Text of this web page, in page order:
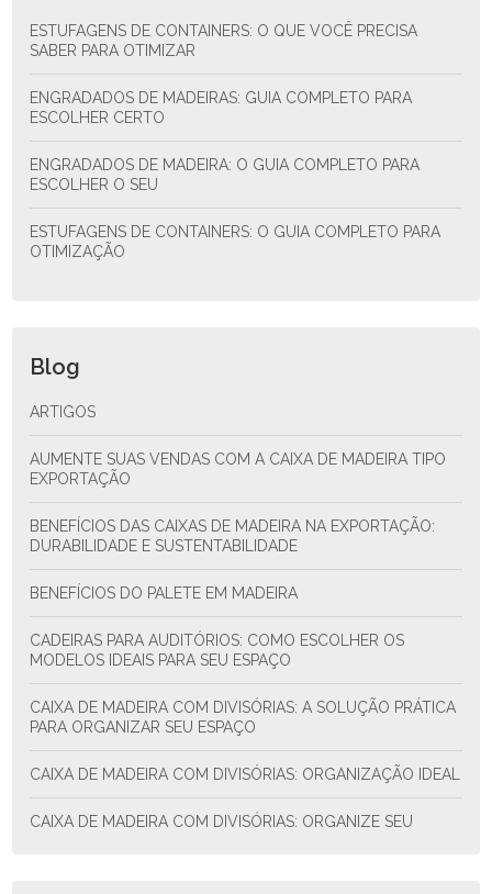
ESTUFAGENS DE CONTAINERS: O QUE VOCÊ PRECISA
SABER PARA OTIMIZAR
ENGRADADOS DE MADEIRAS: GUIA COMPLETO PARA
ESCOLHER CERTO
ENGRADADOS DE MADEIRA: O GUIA COMPLETO PARA
ESCOLHER O SEU
ESTUFAGENS DE CONTAINERS: O GUIA COMPLETO PARA
OTIMIZAÇÃO
Blog
ARTIGOS
AUMENTE SUAS VENDAS COM A CAIXA DE MADEIRA TIPO
EXPORTAÇÃO
BENEFÍCIOS DAS CAIXAS DE MADEIRA NA EXPORTAÇÃO:
DURABILIDADE E SUSTENTABILIDADE
BENEFÍCIOS DO PALETE EM MADEIRA
CADEIRAS PARA AUDITÓRIOS: COMO ESCOLHER OS
MODELOS IDEAIS PARA SEU ESPAÇO
CAIXA DE MADEIRA COM DIVISÓRIAS: A SOLUÇÃO PRÁTICA
PARA ORGANIZAR SEU ESPAÇO
CAIXA DE MADEIRA COM DIVISÓRIAS: ORGANIZAÇÃO IDEAL
CAIXA DE MADEIRA COM DIVISÓRIAS: ORGANIZE SEU